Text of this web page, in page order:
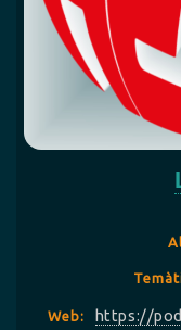
Web:
https://